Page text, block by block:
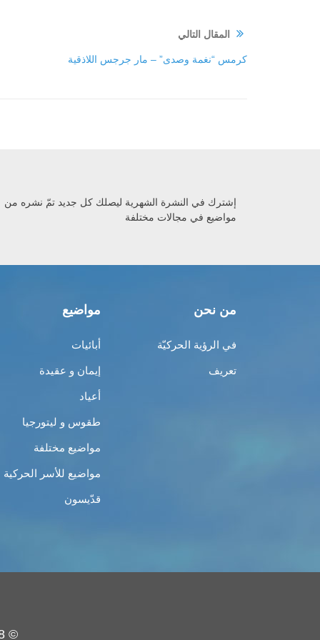
المقال التالي
كرمس “نغمة وصدى” – مار جرجس اللاذقية
إشترك في النشرة الشهرية ليصلك كل جديد تمّ نشره من
مواضيع في مجالات مختلفة
من نحن
في الرؤية الحركيّة
تعريف
مواضيع
أبائيات
إيمان و عقيدة
أعياد
طقوس و ليتورجيا
مواضيع مختلفة
مواضيع للأسر الحركية
قدّيسون
© 2008 - 2019 - حركة الشبيبة الأرثوذكسيّة - جميع الحقوق محفوظة